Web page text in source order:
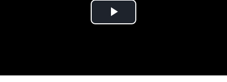
Play